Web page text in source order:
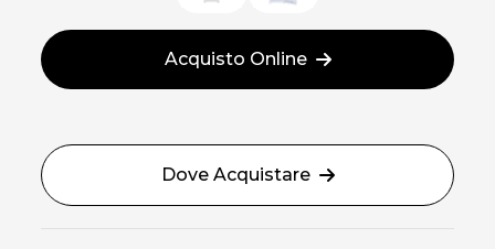
Acquisto Online
Dove Acquistare